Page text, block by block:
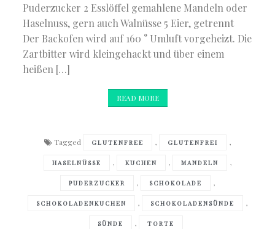
Puderzucker 2 Esslöffel gemahlene Mandeln oder
Haselnuss, gern auch Walnüsse 5 Eier, getrennt
Der Backofen wird auf 160 ° Umluft vorgeheizt. Die
Zartbitter wird kleingehackt und über einem
heißen […]
READ MORE
Tagged GLUTENFREE , GLUTENFREI ,
HASELNÜSSE , KUCHEN , MANDELN ,
PUDERZUCKER , SCHOKOLADE ,
SCHOKOLADENKUCHEN , SCHOKOLADENSÜNDE ,
SÜNDE , TORTE